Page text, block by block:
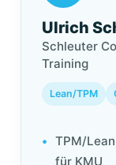
Ulrich
Schleuter
Training
Lean/TPM
TPM/
für KMU